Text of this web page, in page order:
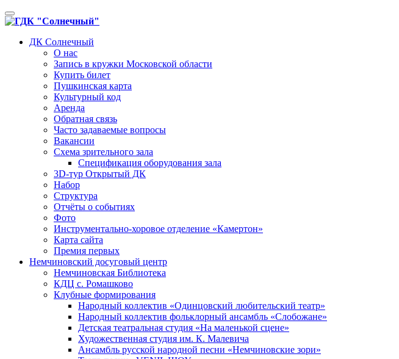
Toggle
navigation
ДК Солнечный
О нас
Запись в кружки Московской области
Купить билет
Пушкинская карта
Культурный код
Аренда
Обратная связь
Часто задаваемые вопросы
Вакансии
Схема зрительного зала
Спецификация оборудования зала
3D-тур Открытый ДК
Набор
Структура
Отчёты о событиях
Фото
Инструментально-хоровое отделение «Камертон»
Карта сайта
Премия первых
Немчиновский досуговый центр
Немчиновская Библиотека
КДЦ с. Ромашково
Клубные формирования
Народный коллектив «Одинцовский любительский театр»
Народный коллектив фольклорный ансамбль «Слобожане»
Детская театральная студия «На маленькой сцене»
Художественная студия им. К. Малевича
Ансамбль русской народной песни «Немчиновские зори»